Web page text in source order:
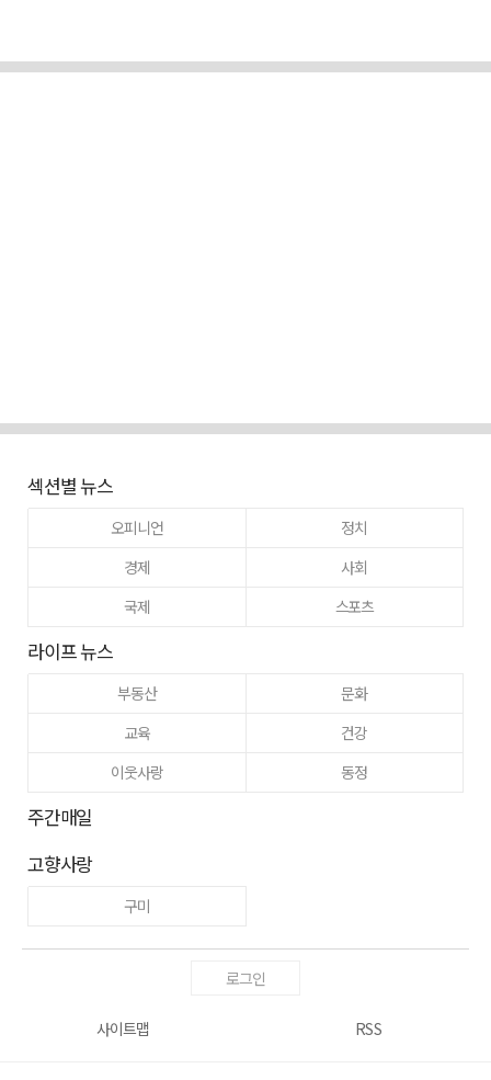
섹션별 뉴스
오피니언
정치
경제
사회
국제
스포츠
라이프 뉴스
부동산
문화
교육
건강
이웃사랑
동정
주간매일
고향사랑
구미
로그인
사이트맵 RSS